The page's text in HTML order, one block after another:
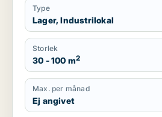
Type
Lager, Industrilokal
Storlek
30 - 100 m2
Max. per månad
Ej angivet